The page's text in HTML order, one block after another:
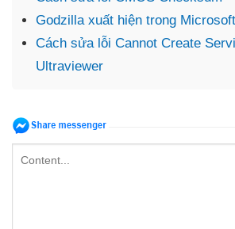
Godzilla xuất hiện trong
Cách sửa lỗi Cannot Create
Ultraviewer